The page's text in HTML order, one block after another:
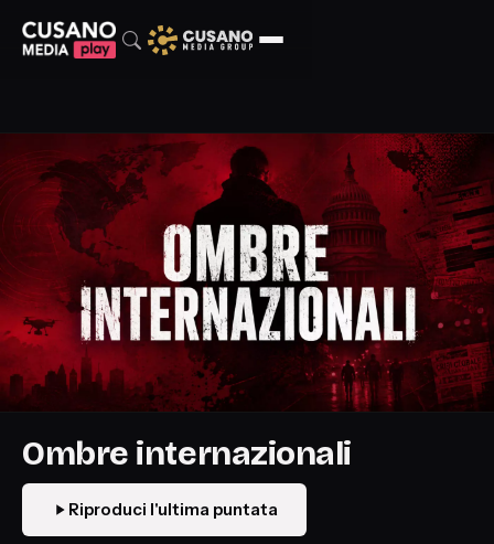
Ombre internazionali
Riproduci l'ultima puntata